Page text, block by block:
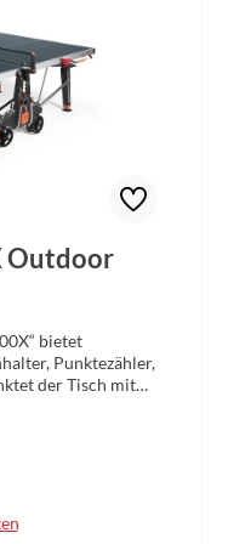
Outdoor
bietet
Punktezähler,
der Tisch mit
32 mm, ø: 200
cm Breite, Dicke und
(2 an jeder Seite)